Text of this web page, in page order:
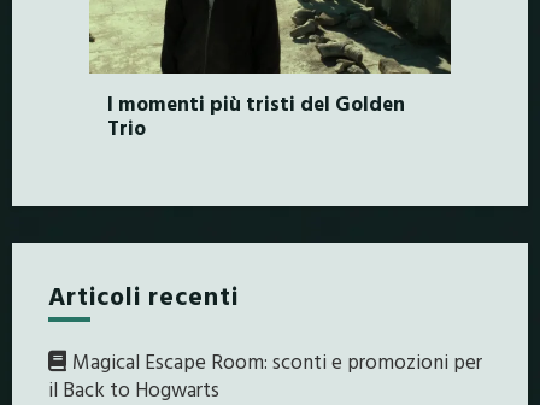
I momenti più tristi del Golden
Trio
Articoli recenti
Magical Escape Room: sconti e promozioni per
il Back to Hogwarts